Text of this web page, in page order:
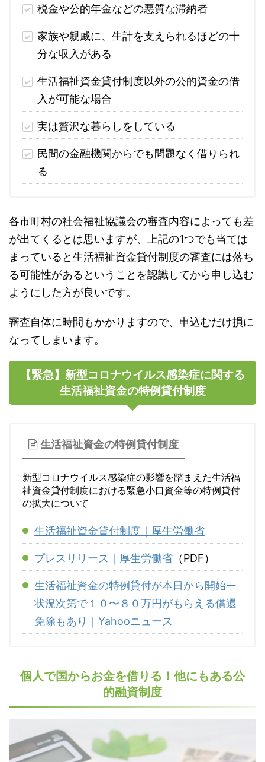
税金や公的年金などの悪質な滞納者
家族や親戚に、生計を支えられるほどの十
分な収入がある
生活福祉資金貸付制度以外の公的資金の借
入が可能な場合
実は贅沢な暮らしをしている
民間の金融機関からでも問題なく借りられ
る
各市町村の社会福祉協議会の審査内容によっても差
が出てくるとは思いますが、上記の1つでも当ては
まっていると生活福祉資金貸付制度の審査には落ち
る可能性があるということを認識してから申し込む
ようにした方が良いです。
審査自体に時間もかかりますので、申込むだけ損に
なってしまいます。
【緊急】新型コロナウイルス感染症に関する
生活福祉資金の特例貸付制度
生活福祉資金の特例貸付制度
新型コロナウイルス感染症の影響を踏まえた生活福
祉資金貸付制度における緊急小口資金等の特例貸付
の拡大について
生活福祉資金貸付制度｜厚生労働省
プレスリリース｜厚生労働省 （PDF）
生活福祉資金の特例貸付が本日から開始ー
状況次第で１０〜８０万円がもらえる償還
免除もあり｜Yahooニュース
個人で国からお金を借りる！他にもある公
的融資制度